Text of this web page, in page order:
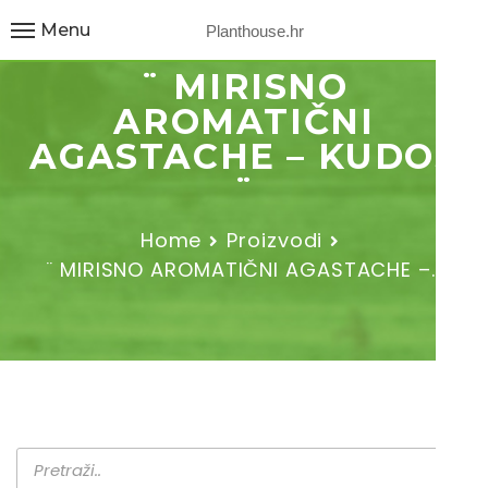
Planthouse.hr
Menu
¨ MIRISNO
AROMATIČNI
AGASTACHE – KUDOS
¨
Home
Proizvodi
¨ MIRISNO AROMATIČNI AGASTACHE –…